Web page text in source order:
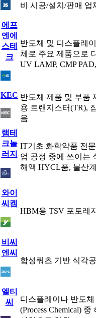
비 시공/설치/판매 업
에프
엔에
스테
크
반도체 및 디스플레
체로 주요 제품으로
UV LAMP, CMP
KEC 반도체 제품 및 부품
용 트랜지스터(TR),
음
램테
크놀
러지
IT기초 화학약품 전
업 공정 중에 쓰이는
해액 HYCL품, 불산
와이
씨켐
HBM용 TSV 포토레
비씨
엔씨
합성쿼츠 기반 식각
엘티
씨
디스플레이나 반도
(Process Chemical)